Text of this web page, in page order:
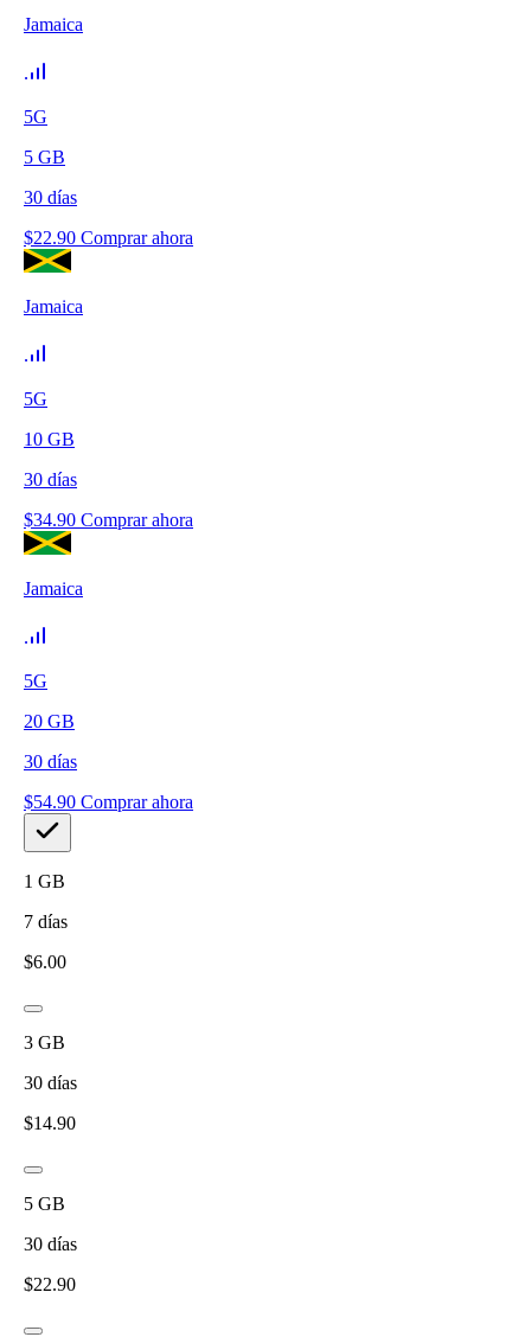
Jamaica
5G
5 GB
30 días
$22.90 Comprar ahora
Jamaica
5G
10 GB
30 días
$34.90 Comprar ahora
Jamaica
5G
20 GB
30 días
$54.90 Comprar ahora
1 GB
7 días
$6.00
3 GB
30 días
$14.90
5 GB
30 días
$22.90